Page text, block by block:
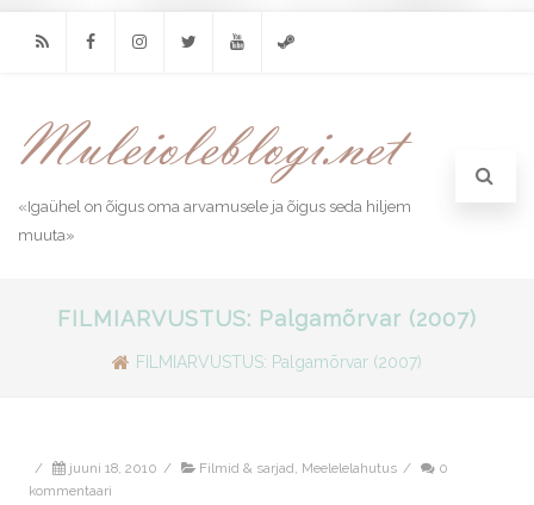
«Igaühel on õigus oma arvamusele ja õigus seda hiljem
muuta»
FILMIARVUSTUS: Palgamõrvar (2007)
FILMIARVUSTUS: Palgamõrvar (2007)
/ juuni 18, 2010 / Filmid & sarjad, Meelelelahutus /
0
kommentaari